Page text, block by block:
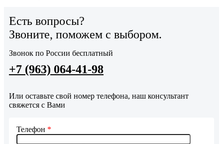
Есть вопросы?
Звоните, поможем с выбором.
Звонок по России бесплатный
+7 (963) 064-41-98
Или оставьте свой номер телефона, наш консультант
свяжется с Вами
Телефон *